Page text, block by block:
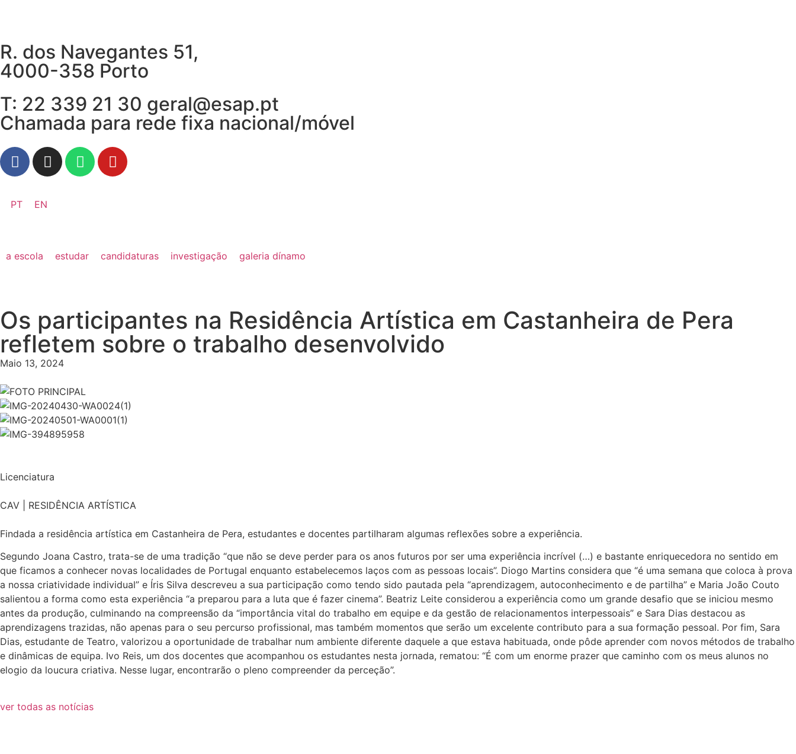
R. dos Navegantes 51,
4000-358 Porto
T: 22 339 21 30 geral@esap.pt
Chamada para rede fixa nacional/móvel
PT EN
a escola estudar candidaturas investigação galeria dínamo
Os participantes na Residência Artística em Castanheira de Pera
refletem sobre o trabalho desenvolvido
Maio 13, 2024
Licenciatura
CAV | RESIDÊNCIA ARTÍSTICA
Findada a residência artística em Castanheira de Pera, estudantes e docentes partilharam algumas reflexões sobre a experiência.
Segundo Joana Castro, trata-se de uma tradição “que não se deve perder para os anos futuros por ser uma experiência incrível (…) e bastante enriquecedora no sentido em
que ficamos a conhecer novas localidades de Portugal enquanto estabelecemos laços com as pessoas locais”. Diogo Martins considera que “é uma semana que coloca à prova
a nossa criatividade individual” e Íris Silva descreveu a sua participação como tendo sido pautada pela “aprendizagem, autoconhecimento e de partilha” e Maria João Couto
salientou a forma como esta experiência “a preparou para a luta que é fazer cinema”. Beatriz Leite considerou a experiência como um grande desafio que se iniciou mesmo
antes da produção, culminando na compreensão da “importância vital do trabalho em equipe e da gestão de relacionamentos interpessoais” e Sara Dias destacou as
aprendizagens trazidas, não apenas para o seu percurso profissional, mas também momentos que serão um excelente contributo para a sua formação pessoal. Por fim, Sara
Dias, estudante de Teatro, valorizou a oportunidade de trabalhar num ambiente diferente daquele a que estava habituada, onde pôde aprender com novos métodos de trabalho
e dinâmicas de equipa. Ivo Reis, um dos docentes que acompanhou os estudantes nesta jornada, rematou: “É com um enorme prazer que caminho com os meus alunos no
elogio da loucura criativa. Nesse lugar, encontrarão o pleno compreender da perceção”.
ver todas as notícias